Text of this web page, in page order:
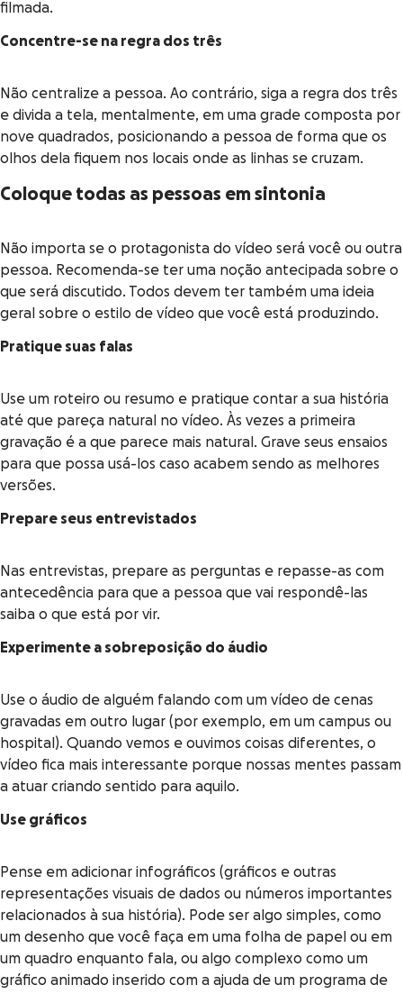
filmada.
Concentre-se na regra dos três
Não centralize a pessoa. Ao contrário, siga a regra dos três
e divida a tela, mentalmente, em uma grade composta por
nove quadrados, posicionando a pessoa de forma que os
olhos dela fiquem nos locais onde as linhas se cruzam.
Coloque todas as pessoas em sintonia
Não importa se o protagonista do vídeo será você ou outra
pessoa. Recomenda-se ter uma noção antecipada sobre o
que será discutido. Todos devem ter também uma ideia
geral sobre o estilo de vídeo que você está produzindo.
Pratique suas falas
Use um roteiro ou resumo e pratique contar a sua história
até que pareça natural no vídeo. Às vezes a primeira
gravação é a que parece mais natural. Grave seus ensaios
para que possa usá-los caso acabem sendo as melhores
versões.
Prepare seus entrevistados
Nas entrevistas, prepare as perguntas e repasse-as com
antecedência para que a pessoa que vai respondê-las
saiba o que está por vir.
Experimente a sobreposição do áudio
Use o áudio de alguém falando com um vídeo de cenas
gravadas em outro lugar (por exemplo, em um campus ou
hospital). Quando vemos e ouvimos coisas diferentes, o
vídeo fica mais interessante porque nossas mentes passam
a atuar criando sentido para aquilo.
Use gráficos
Pense em adicionar infográficos (gráficos e outras
representações visuais de dados ou números importantes
relacionados à sua história). Pode ser algo simples, como
um desenho que você faça em uma folha de papel ou em
um quadro enquanto fala, ou algo complexo como um
gráfico animado inserido com a ajuda de um programa de